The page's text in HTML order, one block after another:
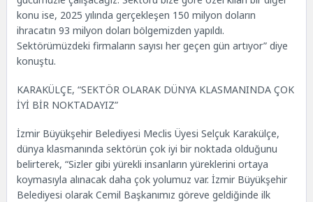
konu ise, 2025 yılında gerçekleşen 150 milyon doların
ihracatın 93 milyon doları bölgemizden yapıldı.
Sektörümüzdeki firmaların sayısı her geçen gün artıyor” diye
konuştu.
KARAKÜLÇE, “SEKTÖR OLARAK DÜNYA KLASMANINDA ÇOK
İYİ BİR NOKTADAYIZ”
İzmir Büyükşehir Belediyesi Meclis Üyesi Selçuk Karakülçe,
dünya klasmanında sektörün çok iyi bir noktada olduğunu
belirterek, “Sizler gibi yürekli insanların yüreklerini ortaya
koymasıyla alınacak daha çok yolumuz var. İzmir Büyükşehir
Belediyesi olarak Cemil Başkanımız göreve geldiğinde ilk